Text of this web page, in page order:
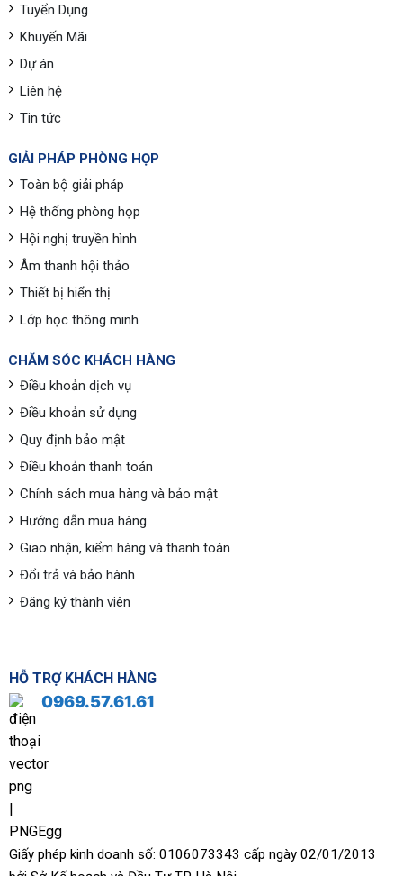
Tuyển Dụng
Khuyến Mãi
Dự án
Liên hệ
Tin tức
GIẢI PHÁP PHÒNG HỌP
Toàn bộ giải pháp
Hệ thống phòng họp
Hội nghị truyền hình
Âm thanh hội thảo
Thiết bị hiển thị
Lớp học thông minh
CHĂM SÓC KHÁCH HÀNG
Điều khoản dịch vụ
Điều khoản sử dụng
Quy định bảo mật
Điều khoản thanh toán
Chính sách mua hàng và bảo mật
Hướng dẫn mua hàng
Giao nhận, kiểm hàng và thanh toán
Đổi trả và bảo hành
Đăng ký thành viên
HỖ TRỢ KHÁCH HÀNG
0969.57.61.61
Giấy phép kinh doanh số: 0106073343 cấp ngày 02/01/2013